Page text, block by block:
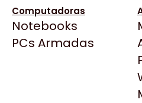
Computadoras
Notebooks
PCs Armadas
BenQ
CX
Cooler Master
Todas las Tiendas
$742.600
Ver producto en la